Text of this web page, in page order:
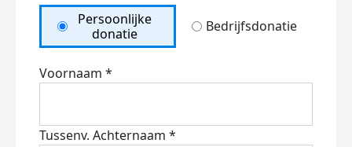
Persoonlijke
donatie
Bedrijfsdonatie
Voornaam *
Tussenv. Achternaam *